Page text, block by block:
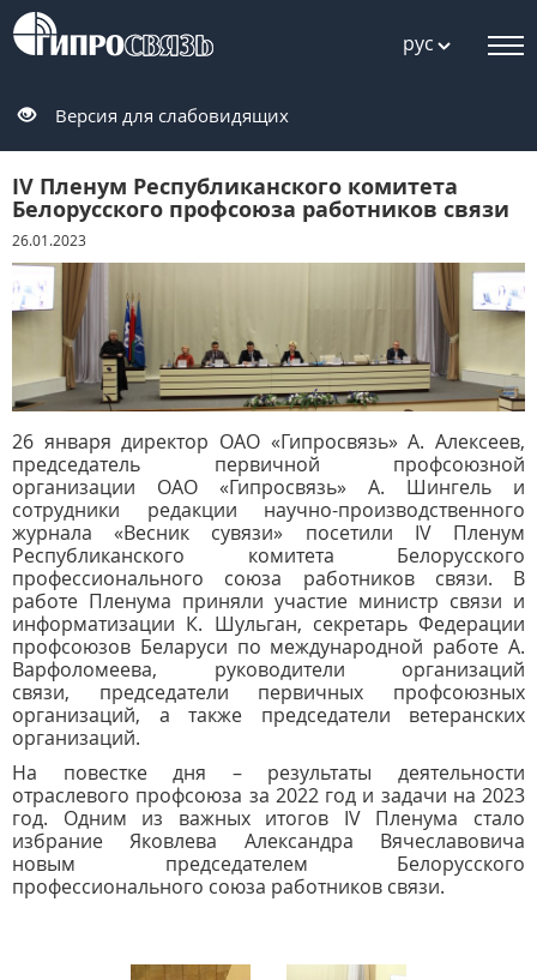
рус
Версия для слабовидящих
IV Пленум Республиканского комитета
Белорусского профсоюза работников связи
26.01.2023
26 января директор ОАО «Гипросвязь» А. Алексеев,
председатель первичной профсоюзной
организации ОАО «Гипросвязь» А. Шингель и
сотрудники редакции научно-производственного
журнала «Весник сувязи» посетили IV Пленум
Республиканского комитета Белорусского
профессионального союза работников связи. В
работе Пленума приняли участие министр связи и
информатизации К. Шульган, секретарь Федерации
профсоюзов Беларуси по международной работе А.
Варфоломеева, руководители организаций
связи, председатели первичных профсоюзных
организаций, а также председатели ветеранских
организаций.
На повестке дня – результаты деятельности
отраслевого профсоюза за 2022 год и задачи на 2023
год. Одним из важных итогов IV Пленума стало
избрание Яковлева Александра Вячеславовича
новым председателем Белорусского
профессионального союза работников связи.